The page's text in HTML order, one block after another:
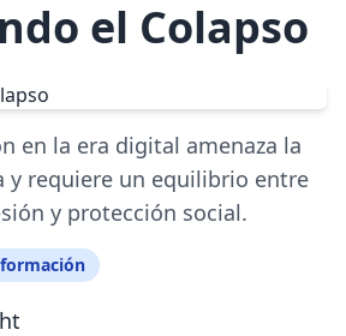
el Colapso
en la era digital amenaza la
y requiere un equilibrio entre
y protección social.